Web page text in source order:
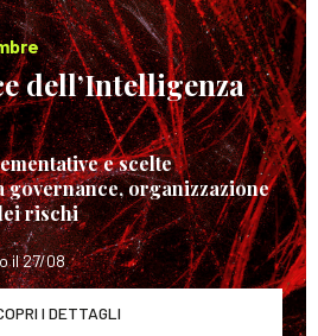
dell’Intelligenza
e scelte
governance, organizzazione
rischi
il 27/08
I DETTAGLI